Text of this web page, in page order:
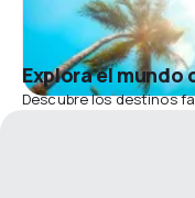
Explora el mundo
Descubre los destinos